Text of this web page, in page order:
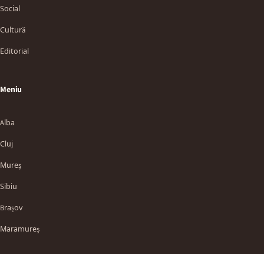
Social
Cultură
Editorial
Meniu
Alba
Cluj
Mureș
Sibiu
Brașov
Maramureș